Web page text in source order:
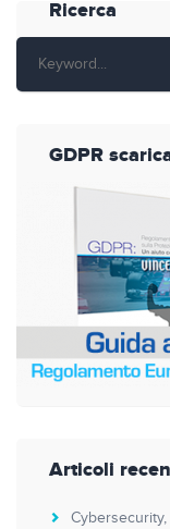
Ricerca
GDPR
Articoli